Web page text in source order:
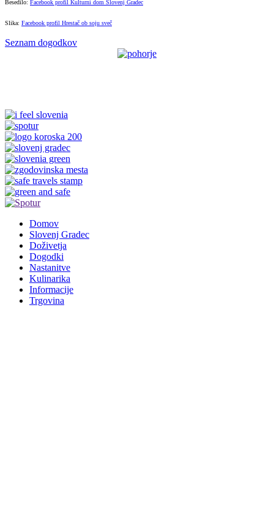
Besedilo: Facebook profil Kulturni dom Slovenj Gradec
Slika: Facebook profil Hrestač ob soju sveč
Seznam dogodkov
Domov
Slovenj Gradec
Doživetja
Dogodki
Nastanitve
Kulinarika
Informacije
Trgovina